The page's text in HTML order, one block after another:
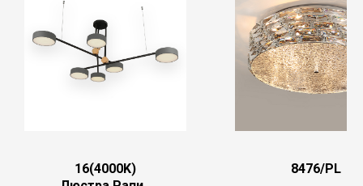
16(4000K)
8476/PL